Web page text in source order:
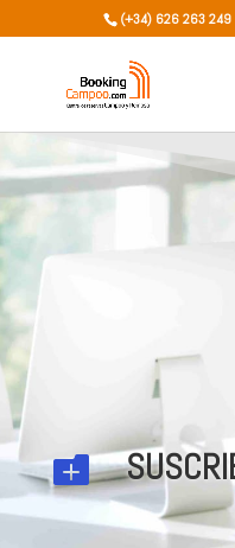
(+34) 626 263 249
